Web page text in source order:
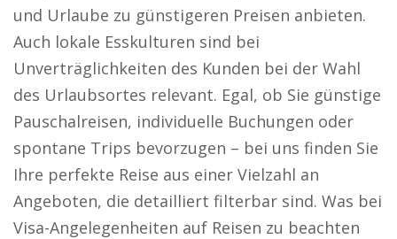
und Urlaube zu günstigeren Preisen anbieten.
Auch lokale Esskulturen sind bei
Unverträglichkeiten des Kunden bei der Wahl
des Urlaubsortes relevant. Egal, ob Sie günstige
Pauschalreisen, individuelle Buchungen oder
spontane Trips bevorzugen – bei uns finden Sie
Ihre perfekte Reise aus einer Vielzahl an
Angeboten, die detailliert filterbar sind. Was bei
Visa-Angelegenheiten auf Reisen zu beachten